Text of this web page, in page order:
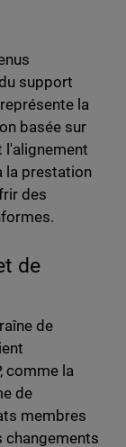
support
la
basée sur
l'alignement
la prestation
des
de
de
comme la
de
membres
changements